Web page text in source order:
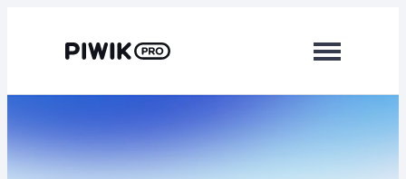
Analytics